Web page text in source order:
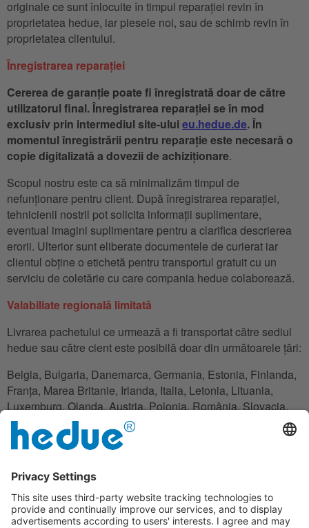
originale ce sunt înlocuite în timpul reparației revin în
proprietatea hedue, iar piesele noi, sau de schimb revin în
proprietatea clientului.
Înregistrarea reparației
Cererea de garanție poate fi înregistrată doar de către
utilizatorul final. Înregistrarea reparației se în mod
exclusiv prin intermediul site-uluieu.hedue.de. În
momentul înregistrării pentru reparație este necesară o
copie digitalizată a dovezii de achiziționare.
Scopul nostru este ca să minimalizăm timpul de
nefunționare pentru client. După înregistrarea reparației,
tehnicienii nostril pot solicita informații suplimentare,
eventual imagini suplimentare pentru a clarifica descrierea
erorii. Ulterior sunt eliberate documentele de curierat iar
clientul obține o etichetă pentru transportul gratuit cu un
serviciu de coletărie cu care compania hedue colaborează.
Valabiliate regională limitată
Livrarea pachetului ce urmează a fi transportat către sediul
hedue sau către cient este posibilă doar din următoarele țări:
Belgia, Bulgaria, Danemarca, Germania, Estonia, Finlanda,
Franța, Marea Britanie, Irlanda, Italia, Letonia, Lituania,
Luxemburg, Olanda, Austria, Polonia, România, Slovacia,
Slovenia, Spania, Cehia. Ungaria, Cipru.
În cazul în care clientul nu are domiciliul în una din țăriile
posibilă gestionarea transportului.
Clauză de excludere